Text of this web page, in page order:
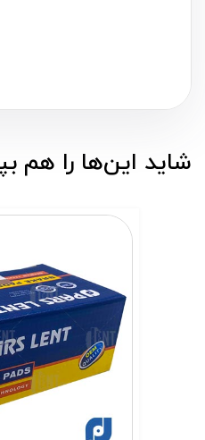
شاید این‌ها را هم